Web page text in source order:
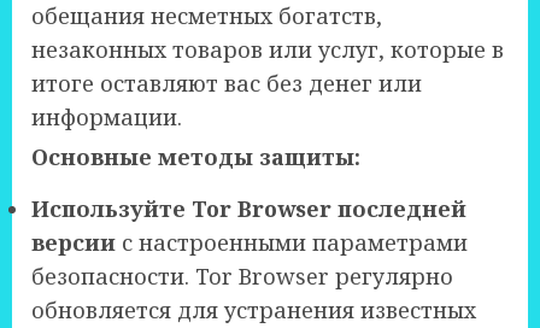
обещания несметных богатств,
незаконных товаров или услуг, которые в
итоге оставляют вас без денег или
информации.
Основные методы защиты:
Используйте Tor Browser последней
версии с настроенными параметрами
безопасности. Tor Browser регулярно
обновляется для устранения известных